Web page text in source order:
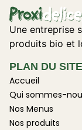
Une entreprise
produits bio et
PLAN DU SITE
Accueil
Qui sommes-
Nos Menus
Nos produits